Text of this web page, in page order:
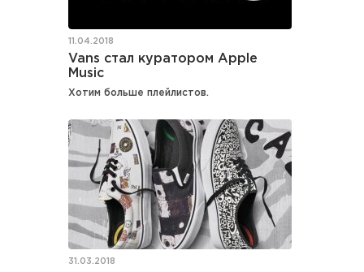
11.04.2018
Vans стал куратором Apple
Music
Хотим больше плейлистов.
31.03.2018